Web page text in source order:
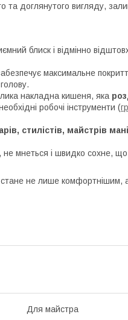
та доглянутого вигляду,
блиск і відмінно
максимальне
накладна кишеня, яка
робочі інструменти (
стилістів, майстрів
не мнеться і швидко сохне,
не лише комфортнішим,
Для майстра